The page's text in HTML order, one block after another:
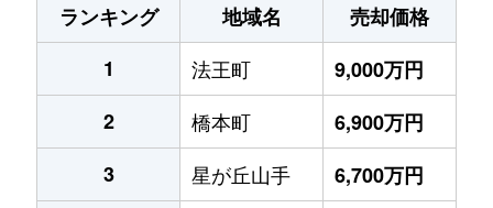
ランキング
地域名
売却価格
1
法王町
9,000万円
2
橋本町
6,900万円
3
星が丘山手
6,700万円